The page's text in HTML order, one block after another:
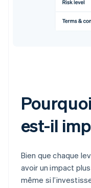
est-il
Bien que chaque
avoir un impact
même si